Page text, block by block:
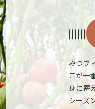
みつヴ
ごが一
身に蓄
シーズ